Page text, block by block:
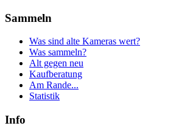
Sammeln
Was sind alte Kameras wert?
Was sammeln?
Alt gegen neu
Kaufberatung
Am Rande...
Statistik
Info